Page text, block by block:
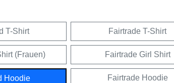
T-Shirt Fairtrade T-Shirt
(Frauen) Fairtrade Girl Shirt
Hoodie Fairtrade Hoodie